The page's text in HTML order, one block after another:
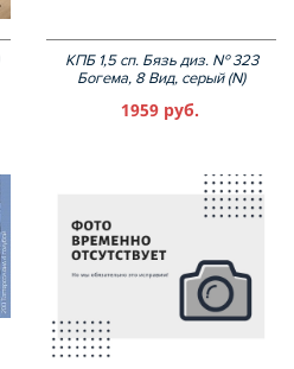
КПБ 1,5 сп. Бязь диз. № 323
Богема, 8 Вид, серый (N)
1959 руб.